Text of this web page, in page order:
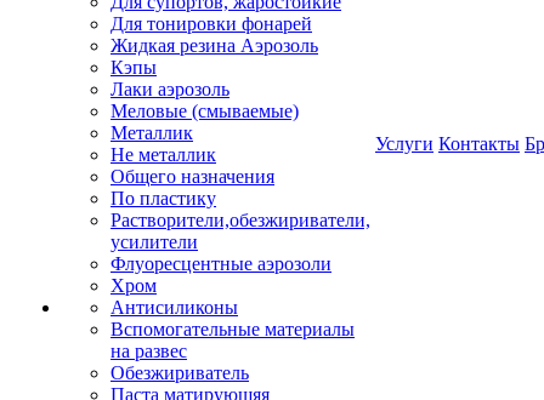
Для тонировки фонарей
Жидкая резина Аэрозоль
Кэпы
Лаки аэрозоль
Меловые (смываемые)
Металлик
Не металлик
Общего назначения
По пластику
Растворители,обезжириватели,
усилители
Флуоресцентные аэрозоли
Хром
Антисиликоны
Вспомогательные материалы
на развес
Обезжириватель
Паста матирующяя
Услуги Контакты